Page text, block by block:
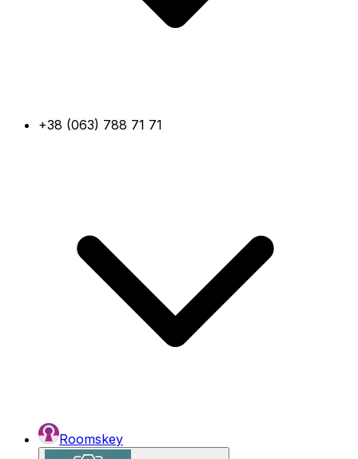
+38 (063) 788 71 71
Roomskey